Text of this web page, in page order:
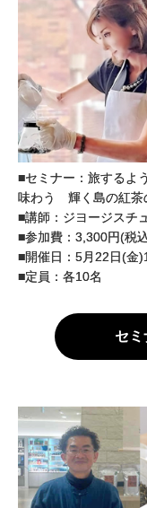
■セミナー：旅するよ
味わう 輝く島の紅茶
■講師：ジヨージスチ
■参加費：3,300円(税
■開催日：5月22日(金
■定員：各10名
セミ